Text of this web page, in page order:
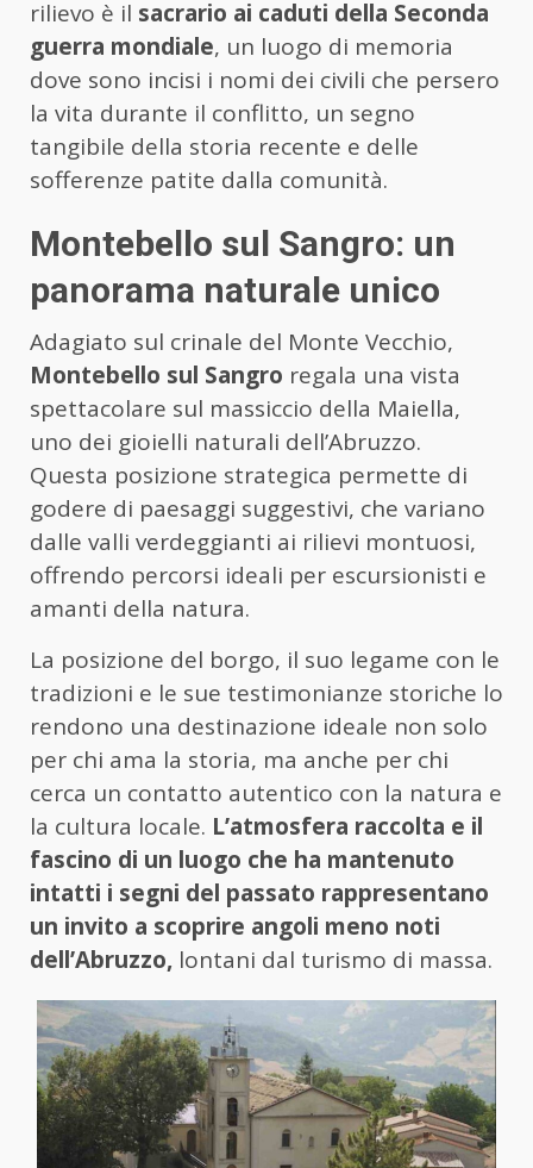
rilievo è il sacrario ai caduti della Seconda
guerra mondiale, un luogo di memoria
dove sono incisi i nomi dei civili che persero
la vita durante il conflitto, un segno
tangibile della storia recente e delle
sofferenze patite dalla comunità.
Montebello sul Sangro: un
panorama naturale unico
Adagiato sul crinale del Monte Vecchio,
Montebello sul Sangro regala una vista
spettacolare sul massiccio della Maiella,
uno dei gioielli naturali dell’Abruzzo.
Questa posizione strategica permette di
godere di paesaggi suggestivi, che variano
dalle valli verdeggianti ai rilievi montuosi,
offrendo percorsi ideali per escursionisti e
amanti della natura.
La posizione del borgo, il suo legame con le
tradizioni e le sue testimonianze storiche lo
rendono una destinazione ideale non solo
per chi ama la storia, ma anche per chi
cerca un contatto autentico con la natura e
la cultura locale. L’atmosfera raccolta e il
fascino di un luogo che ha mantenuto
intatti i segni del passato rappresentano
un invito a scoprire angoli meno noti
dell’Abruzzo, lontani dal turismo di massa.